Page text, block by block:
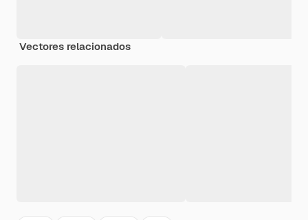
Vectores relacionados